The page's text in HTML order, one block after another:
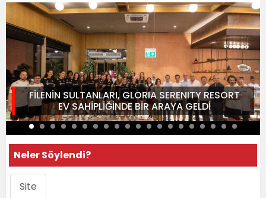
FİLENİN SULTANLARI, GLORIA SERENITY RESORT
EV SAHİPLİĞİNDE BİR ARAYA GELDİ
Neler Söylendi?
Site